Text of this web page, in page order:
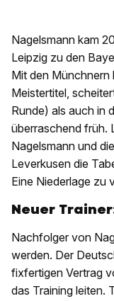
Nagelsmann kam
Leipzig zu den
Mit den
Meistertitel,
Runde) als auch in
überraschend früh.
Nagelsmann und
Leverkusen die
Eine Niederlage zu
Neuer
Nachfolger von
werden. Der
fixfertigen Vertrag
das Training leiten.